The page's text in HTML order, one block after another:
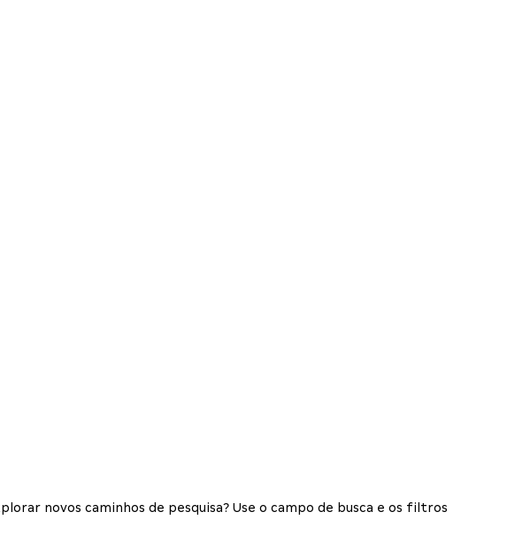
novos caminhos de pesquisa? Use o campo de busca e os filtros